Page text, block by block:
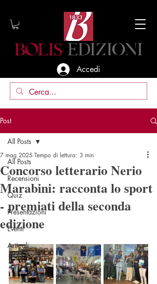
Accedi
Post
All Posts
Recensioni
Quiz
Presentazioni
Eventi
Articoli
All Posts
Concorso letterario Nerio
Marabini: racconta lo sport
- premiati della seconda
edizione
7 mag 2025 Tempo di lettura: 3 min